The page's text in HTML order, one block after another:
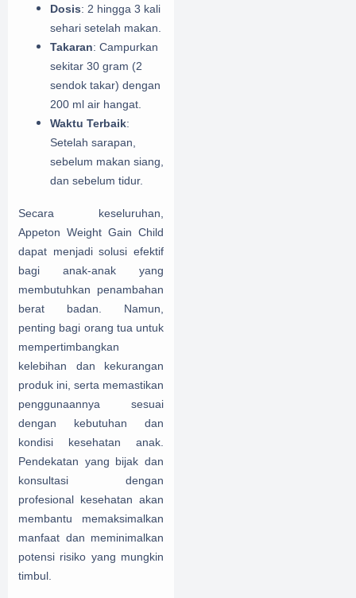
Dosis: 2 hingga 3 kali
sehari setelah makan.
Takaran: Campurkan
sekitar 30 gram (2
sendok takar) dengan
200 ml air hangat.
Waktu Terbaik:
Setelah sarapan,
sebelum makan siang,
dan sebelum tidur.
Secara keseluruhan,
Appeton Weight Gain Child
dapat menjadi solusi efektif
bagi anak-anak yang
membutuhkan penambahan
berat badan. Namun,
penting bagi orang tua untuk
mempertimbangkan
kelebihan dan kekurangan
produk ini, serta memastikan
penggunaannya sesuai
dengan kebutuhan dan
kondisi kesehatan anak.
Pendekatan yang bijak dan
konsultasi dengan
profesional kesehatan akan
membantu memaksimalkan
manfaat dan meminimalkan
potensi risiko yang mungkin
timbul.